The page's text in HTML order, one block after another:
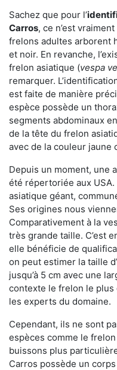
Sachez que pour l’
Carros, ce n’est
frelons adultes arborent
et noir. En revanche,
frelon asiatique (vespa
remarquer.
est faite de manière
espèce possède un
segments abdominaux
de la tête du frelon
avec de la couleur jaune
Depuis un moment, une
été répertoriée aux
asiatique géant,
Ses origines nous
Comparativement à la
très grande taille. C’est
elle bénéficie de
on peut estimer la taille
jusqu’à 5 cm avec une
contexte le frelon le plus
les experts du domaine.
Cependant, ils ne sont
espèces comme le
buissons plus
Carros possède un